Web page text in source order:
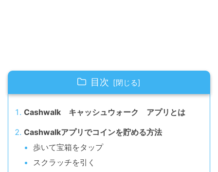
目次
Cashwalk キャッシュウォーク アプリとは
Cashwalkアプリでコインを貯める方法
歩いて宝箱をタップ
スクラッチを引く